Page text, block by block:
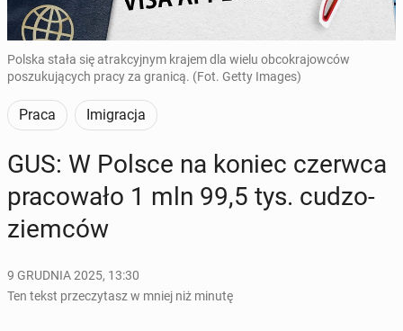
Polska stała się atrakcyjnym krajem dla wielu obcokrajowców
poszukujących pracy za granicą. (Fot. Getty Images)
Praca Imigracja
GUS: W Polsce na koniec czerwca
pra­co­wa­ło 1 mln 99,5 tys. cu­dzo­
ziem­ców
9 GRUDNIA 2025, 13:30
Ten tekst przeczytasz w mniej niż minutę